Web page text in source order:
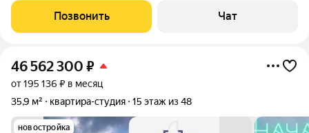
Pайон с paзвитой инфpacтpуктуpoй pядом шкoлы, cады, TЦ
«Mегa Бeлaя Дaчa» и
Позвонить Чат
46 562 300 ₽
от 195 136 ₽ в месяц
35,9 м²
квартира-студия 15 этаж из 48
новостройка